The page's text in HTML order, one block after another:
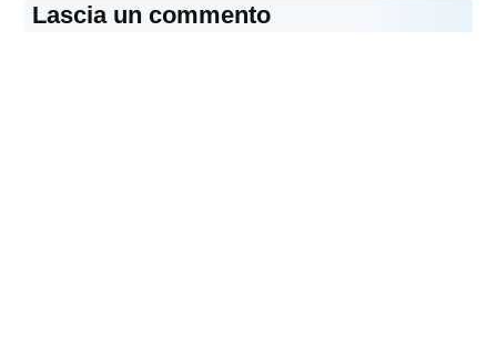
Lascia un commento